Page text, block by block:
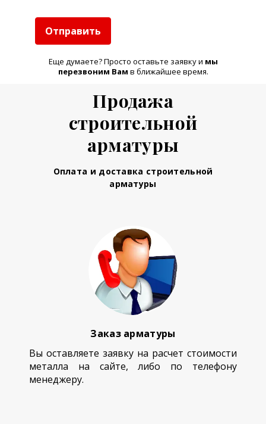
Отправить
Еще думаете? Просто оставьте заявку и мы
перезвоним Вам в ближайшее время.
Продажа
строительной
арматуры
Оплата и доставка строительной
арматуры
Заказ арматуры
Вы оставляете заявку на расчет стоимости
металла на сайте, либо по телефону
менеджеру.